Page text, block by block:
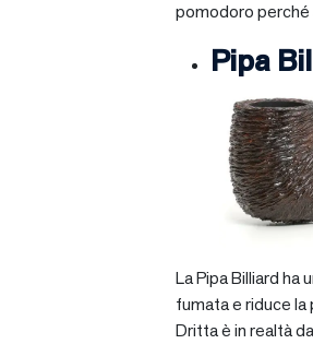
pomodoro perché
Pipa
La Pipa Billiard ha
fumata e riduce la
Dritta è in realtà